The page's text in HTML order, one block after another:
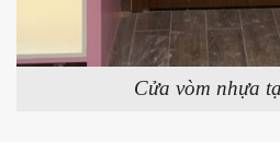
Cửa vòm nhựa